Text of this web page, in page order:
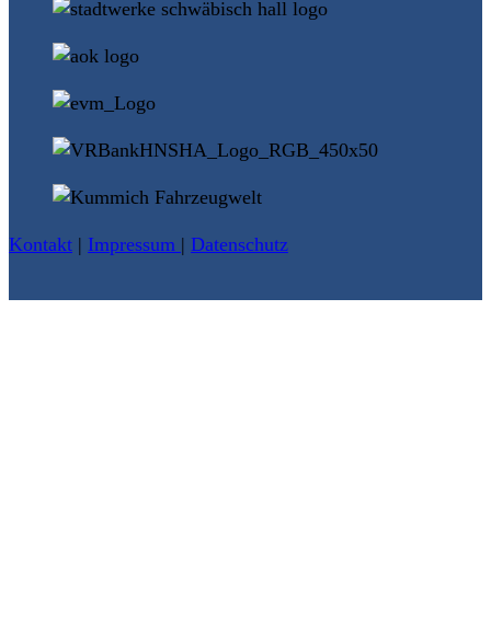
Kontakt | Impressum | Datenschutz